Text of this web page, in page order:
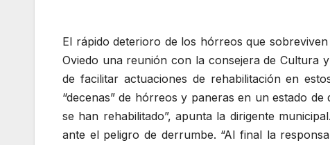
El rápido deterioro de los hórreos que
Oviedo una reunión con la consejera de Cultura
de facilitar actuaciones de rehabilitación en
“decenas” de hórreos y paneras en un estado
se han rehabilitado”, apunta la dirigente
ante el peligro de derrumbe. “Al final la